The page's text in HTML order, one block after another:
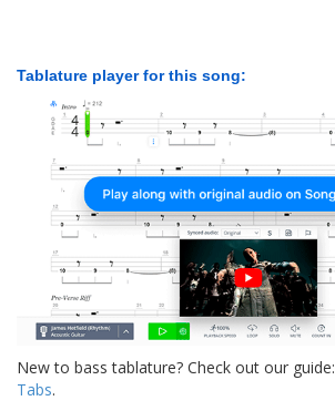
Tablature player for this song:
New to bass tablature? Check out our guide:
Tabs.